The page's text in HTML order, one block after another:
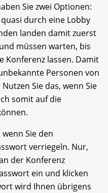
Sie zwei Optionen:
durch eine Lobby
landen damit zuerst
müssen warten, bis
Konferenz lassen. Damit
Personen von
Sie das, wenn Sie
somit auf die
Sie den
verriegeln. Nur,
der Konferenz
ein und klicken
wird Ihnen übrigens